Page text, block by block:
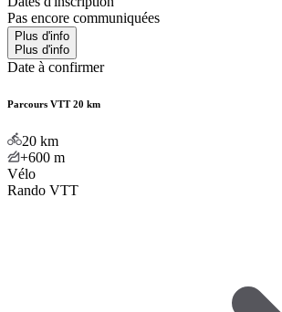
Pas encore communiquées
Plus d'info
Plus d'info
Date à confirmer
Parcours VTT 20 km
20 km
+600 m
Vélo
Rando VTT